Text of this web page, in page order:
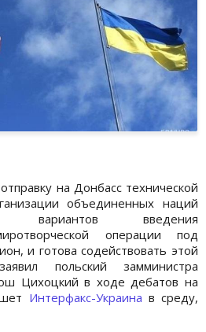
на Донбасс технической
объединенных наций
вариантов введения
операции под
и готова содействовать этой
польский замминистра
Цихоцкий в ходе дебатов на
Интерфакс-Украина в среду,